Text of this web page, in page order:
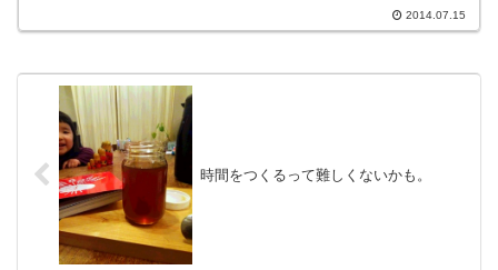
ょっとドキドキ。今どき、ナビがない、
スマホもない、なんてめず...
2014.07.15
時間をつくるって難しくないかも。